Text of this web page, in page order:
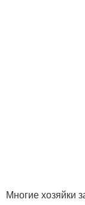
Многие хозяйки